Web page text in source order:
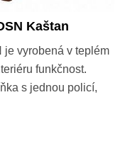
Kaštan
je vyrobená v teplém
funkčnost.
s jednou policí,